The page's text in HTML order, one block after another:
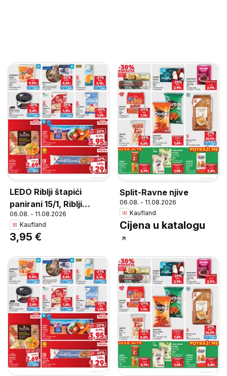
LEDO Riblji štapići
panirani 15/1, Riblji
štapići panirani 15/1 450
g
06.08. - 11.08.2026
Kaufland
3,95 €
Split-Ravne njive
06.08. - 11.08.2026
Kaufland
Cijena u katalogu